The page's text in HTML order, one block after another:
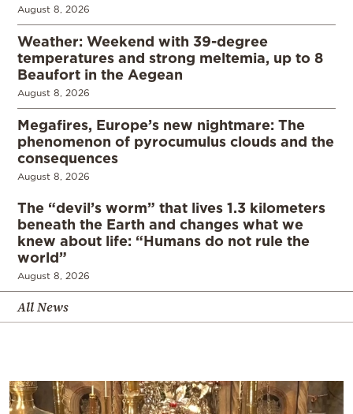
August 8, 2026
Weather: Weekend with 39-degree
temperatures and strong meltemia, up to 8
Beaufort in the Aegean
August 8, 2026
Megafires, Europe’s new nightmare: The
phenomenon of pyrocumulus clouds and the
consequences
August 8, 2026
The “devil’s worm” that lives 1.3 kilometers
beneath the Earth and changes what we
knew about life: “Humans do not rule the
world”
August 8, 2026
All News